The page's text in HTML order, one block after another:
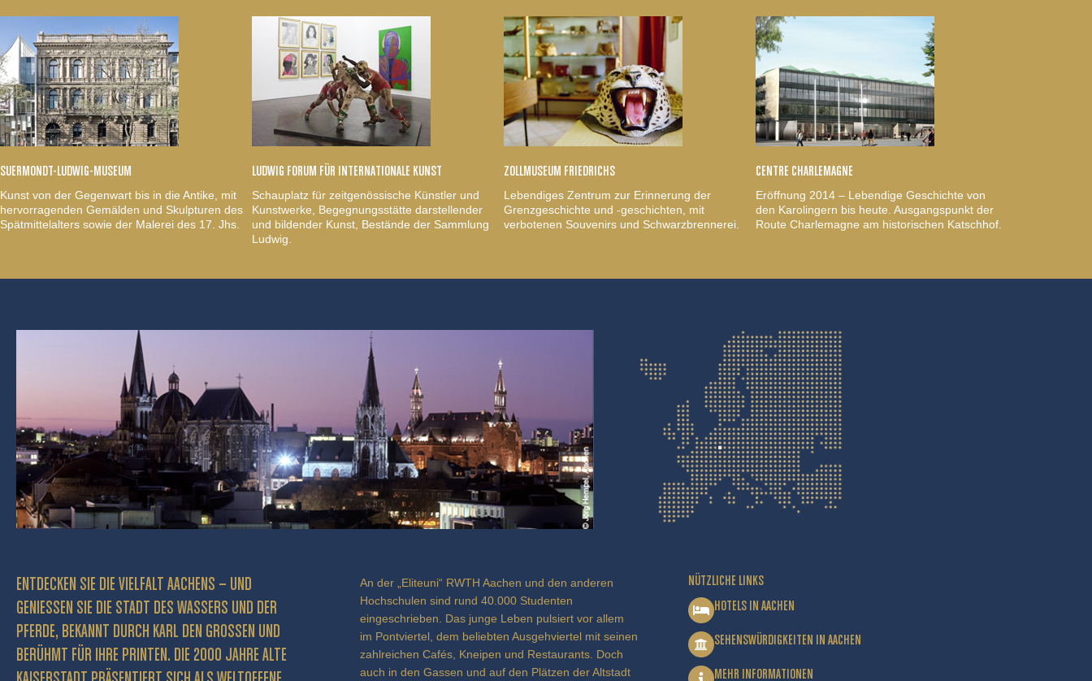
SUERMONDT-LUDWIG-MUSEUM
Kunst von der Gegenwart bis in die Antike, mit
hervorragenden Gemälden und Skulpturen des
Spätmittelalters sowie der Malerei des 17. Jhs.
LUDWIG FORUM FÜR INTERNATIONALE KUNST
Schauplatz für zeitgenössische Künstler und
Kunstwerke, Begegnungsstätte darstellender
und bildender Kunst, Bestände der Sammlung
Ludwig.
ZOLLMUSEUM FRIEDRICHS
Lebendiges Zentrum zur Erinnerung der
Grenzgeschichte und -geschichten, mit
verbotenen Souvenirs und Schwarzbrennerei.
CENTRE CHARLEMAGNE
Eröffnung 2014 – Lebendige Geschichte von
den Karolingern bis heute. Ausgangspunkt der
Route Charlemagne am historischen Katschhof.
ENTDECKEN SIE DIE VIELFALT AACHENS – UND
GENIESSEN SIE DIE STADT DES WASSERS UND DER P
FERDE, BEKANNT DURCH KARL DEN GROSSEN UND BE
RÜHMT FÜR IHRE PRINTEN. DIE 2000 JAHRE ALTE KA
An der „Eliteuni“ RWTH Aachen und den anderen
Hochschulen sind rund 40.000 Studenten
eingeschrieben. Das junge Leben pulsiert vor allem
im Pontviertel, dem beliebten Ausgehviertel mit seinen
zahlreichen Cafés, Kneipen und Restaurants. Doch
auch in den Gassen und auf den Plätzen der Altstadt
NÜTZLICHE LINKS
HOTELS IN AACHEN
SEHENSWÜRDIGKEITEN IN AACHEN
MEHR INFORMATIONEN